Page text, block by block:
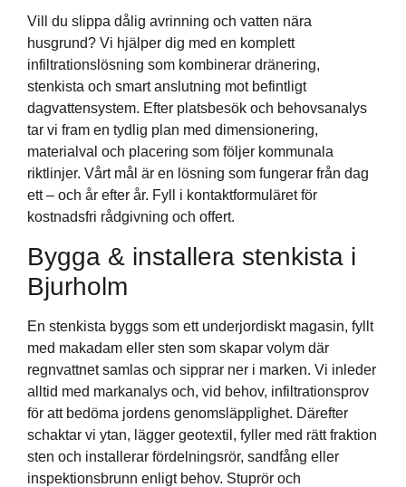
Vill du slippa dålig avrinning och vatten nära
husgrund? Vi hjälper dig med en komplett
infiltrationslösning som kombinerar dränering,
stenkista och smart anslutning mot befintligt
dagvattensystem. Efter platsbesök och behovsanalys
tar vi fram en tydlig plan med dimensionering,
materialval och placering som följer kommunala
riktlinjer. Vårt mål är en lösning som fungerar från dag
ett – och år efter år. Fyll i kontaktformuläret för
kostnadsfri rådgivning och offert.
Bygga & installera stenkista i
Bjurholm
En stenkista byggs som ett underjordiskt magasin, fyllt
med makadam eller sten som skapar volym där
regnvattnet samlas och sipprar ner i marken. Vi inleder
alltid med markanalys och, vid behov, infiltrationsprov
för att bedöma jordens genomsläpplighet. Därefter
schaktar vi ytan, lägger geotextil, fyller med rätt fraktion
sten och installerar fördelningsrör, sandfång eller
inspektionsbrunn enligt behov. Stuprör och